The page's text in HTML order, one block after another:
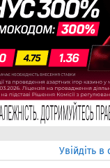
Увійдіть в